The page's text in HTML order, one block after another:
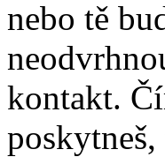
nebo tě
kontakt.